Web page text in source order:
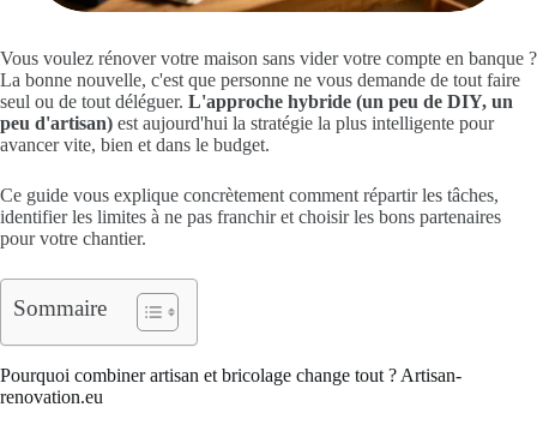
Vous voulez rénover votre maison sans vider votre compte en banque ?
La bonne nouvelle, c'est que personne ne vous demande de tout faire
seul ou de tout déléguer. L'approche hybride (un peu de DIY, un
peu d'artisan) est aujourd'hui la stratégie la plus intelligente pour
avancer vite, bien et dans le budget.
Ce guide vous explique concrètement comment répartir les tâches,
identifier les limites à ne pas franchir et choisir les bons partenaires
pour votre chantier.
Sommaire
Pourquoi combiner artisan et bricolage change tout ? Artisan-
renovation.eu